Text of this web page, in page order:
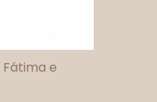
e